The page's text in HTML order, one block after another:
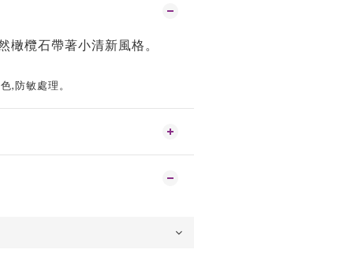
橄欖石帶著小清新風格 。
,防敏處理。